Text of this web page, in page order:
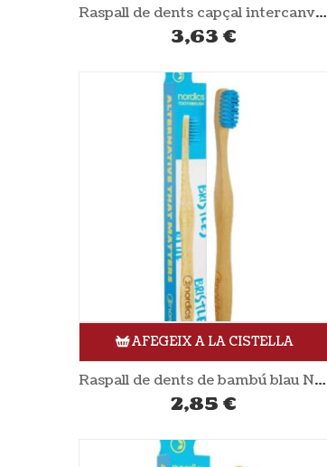
Raspall de dents capçal intercanviable adults rosa YAWECO
3,63 €
AFEGEIX A LA CISTELLA
Raspall de dents de bambú blau NORDICS
2,85 €